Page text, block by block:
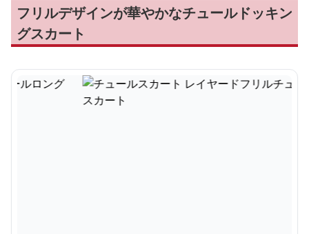
フリルデザインが華やかなチュールドッキン
グスカート